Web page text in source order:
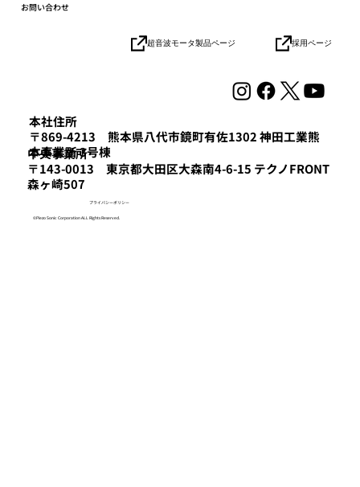
本社住所
〒869-4213 熊本県八代市鏡町有佐1302 神田工業熊
本事業所 3号棟
​中央事業所
〒143-0013 東京都大田区大森南4-6-15 テクノFRONT
森ヶ崎507
お問い合わせ
超音波モータ製品ページ 採用ページ
プライバシーポリシー
©Piezo Sonic Corporation ALL Rights Reserved.